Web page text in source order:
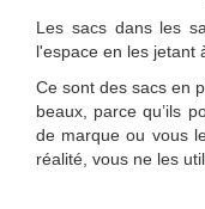
Les sacs dans les
l'espace en les jetant
Ce sont des sacs en
beaux, parce qu’ils
de marque ou vous
réalité, vous ne les